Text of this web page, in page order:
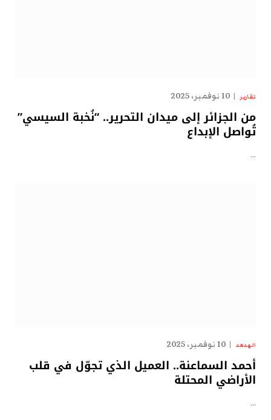
تقارير 10 نوفمبر، 2025
من الجزائر إلى ميدان التحرير.. “نُخبة السيسي”
تُواصل الإبداع
…
الهدهد 10 نوفمبر، 2025
أحمد السماعنة.. العميل الذي تجوّل في قلب
الأراضي المحتلة
…